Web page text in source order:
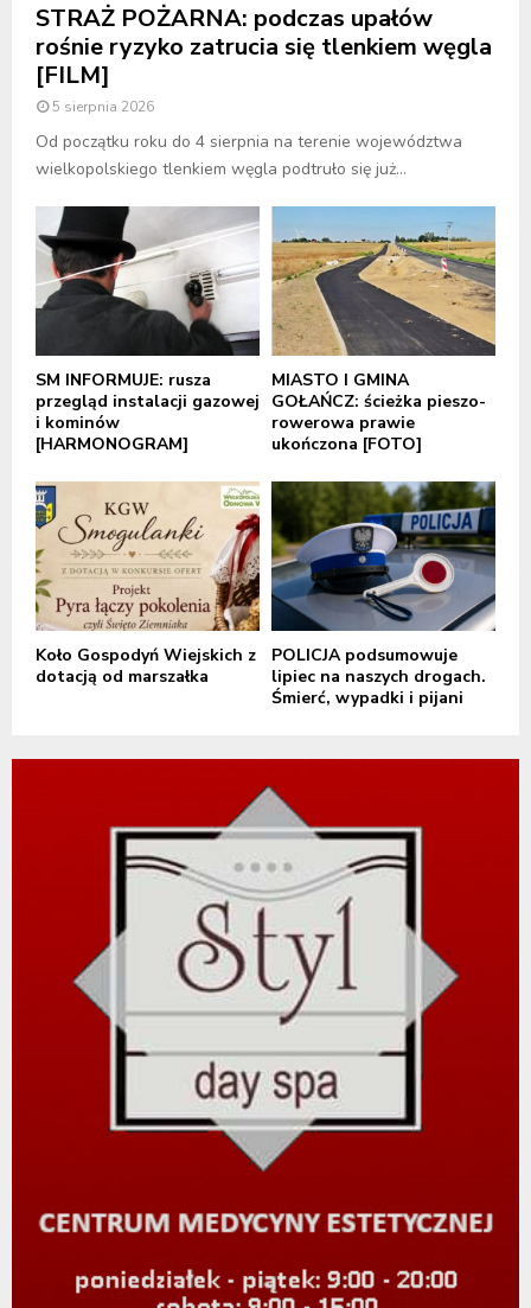
STRAŻ POŻARNA: podczas upałów
rośnie ryzyko zatrucia się tlenkiem węgla
[FILM]
5 sierpnia 2026
Od początku roku do 4 sierpnia na terenie województwa
wielkopolskiego tlenkiem węgla podtruło się już...
SM INFORMUJE: rusza
przegląd instalacji gazowej
i kominów
[HARMONOGRAM]
MIASTO I GMINA
GOŁAŃCZ: ścieżka pieszo-
rowerowa prawie
ukończona [FOTO]
Koło Gospodyń Wiejskich z
dotacją od marszałka
POLICJA podsumowuje
lipiec na naszych drogach.
Śmierć, wypadki i pijani